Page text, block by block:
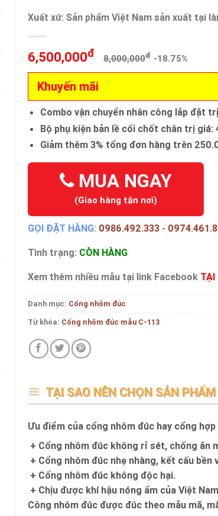
Xuất xứ: Sản phẩm Việt Nam sản xuất tại
6,500,000đ 8,000,000đ -18.75%
Khuyến mãi
Combo vận chuyển nhân công lắp đặt
Bộ phụ kiện bản lề cối chốt chân trị giá:
Giảm thêm 3% tổng đơn hàng trên
MUA NGAY
(Giao hàng tận nơi)
GỌI ĐẶT HÀNG: 0986.492.333 -
Tình trạng: CÒN HÀNG
Xem thêm nhiều mẫu tại link Facebook
Danh mục: Cổng nhôm đúc
Từ khóa: Cổng nhôm đúc mẫu C-113
TẠI SAO NÊN CHỌN SẢN
Ưu điểm của cổng nhôm đúc hay cổng hợp
+ Cổng nhôm đúc không rỉ sét, chống ăn
+ Cổng nhôm đúc nhẹ nhàng, kết cấu bền
+ Cổng nhôm đúc không độc hại.
+ Chịu được khí hậu nóng ẩm của Việt Nam
Công nhôm đúc được đúc theo mẫu mã,